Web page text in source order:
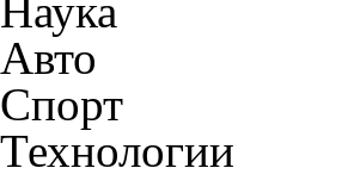
Наука
Авто
Спорт
Технологии